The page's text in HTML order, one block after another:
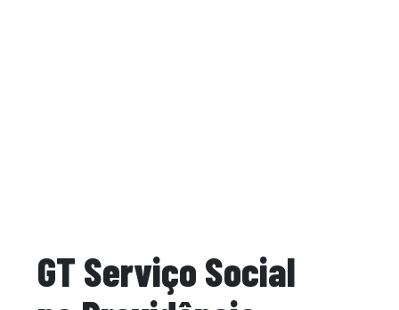
GT Serviço Social